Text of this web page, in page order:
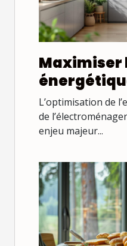
L’optimisation de
de
enjeu majeur...